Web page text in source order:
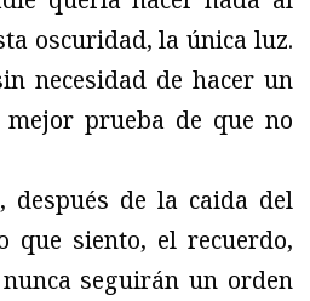
oscuridad, la única luz.
necesidad de hacer un
prueba de que no
después de la caida del
que siento, el recuerdo,
seguirán un orden